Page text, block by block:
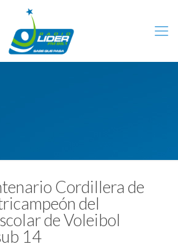
Cordillera de
del
de Voleibol
14